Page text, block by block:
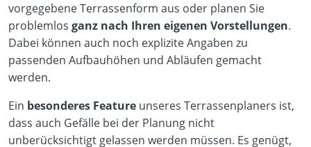
vorgegebene Terrassenform aus oder planen Sie
problemlos ganz nach Ihren eigenen Vorstellungen.
Dabei können auch noch explizite Angaben zu
passenden Aufbauhöhen und Abläufen gemacht
werden.
Ein besonderes Feature unseres Terrassenplaners ist,
dass auch Gefälle bei der Planung nicht
unberücksichtigt gelassen werden müssen. Es genügt,